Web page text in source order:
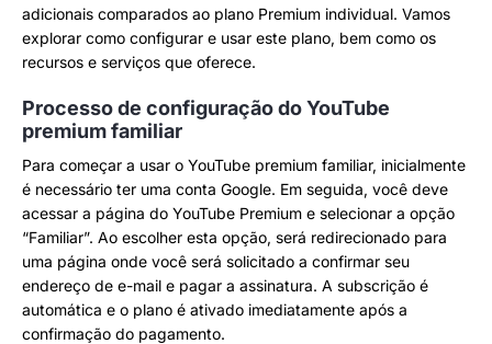
adicionais comparados ao plano Premium individual. Vamos
explorar como configurar e usar este plano, bem como os
recursos e serviços que oferece.
Processo de configuração do YouTube
premium familiar
Para começar a usar o YouTube premium familiar, inicialmente
é necessário ter uma conta Google. Em seguida, você deve
acessar a página do YouTube Premium e selecionar a opção
“Familiar”. Ao escolher esta opção, será redirecionado para
uma página onde você será solicitado a confirmar seu
endereço de e-mail e pagar a assinatura. A subscrição é
automática e o plano é ativado imediatamente após a
confirmação do pagamento.